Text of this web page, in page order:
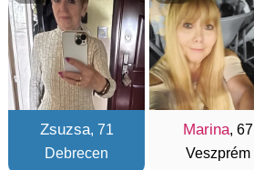
Zsuzsa, 71
Debrecen
Marina, 67
Veszprém